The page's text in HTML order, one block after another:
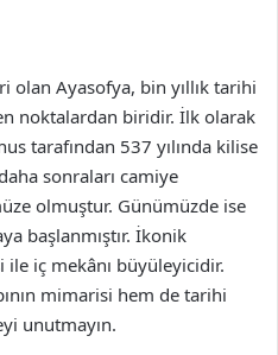
olan Ayasofya, bin yıllık tarihi
noktalardan biridir. İlk olarak
tarafından 537 yılında kilise
sonraları camiye
olmuştur. Günümüzde ise
başlanmıştır. İkonik
iç mekânı büyüleyicidir.
mimarisi hem de tarihi
unutmayın.